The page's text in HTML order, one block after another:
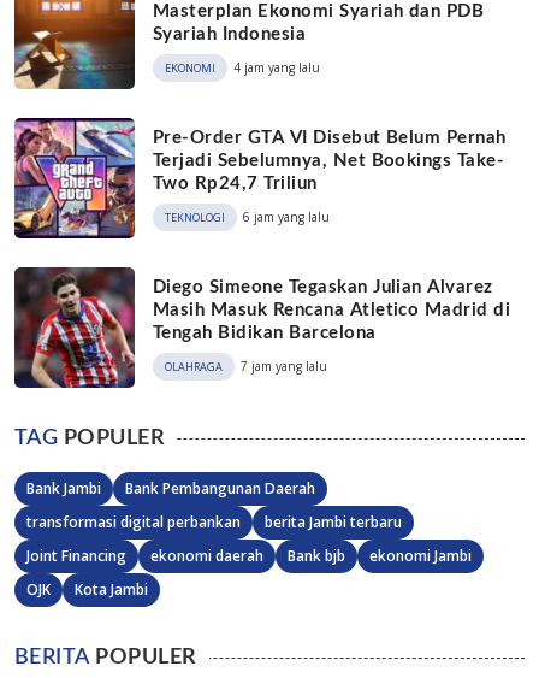
Masterplan Ekonomi Syariah dan PDB
Syariah Indonesia
EKONOMI 4 jam yang lalu
Pre-Order GTA VI Disebut Belum Pernah
Terjadi Sebelumnya, Net Bookings Take-
Two Rp24,7 Triliun
TEKNOLOGI 6 jam yang lalu
Diego Simeone Tegaskan Julian Alvarez
Masih Masuk Rencana Atletico Madrid di
Tengah Bidikan Barcelona
OLAHRAGA 7 jam yang lalu
TAG POPULER
Bank Jambi
Bank Pembangunan Daerah
transformasi digital perbankan
berita Jambi terbaru
Joint Financing
ekonomi daerah Bank bjb
ekonomi Jambi
OJK
Kota Jambi
BERITAPOPULER